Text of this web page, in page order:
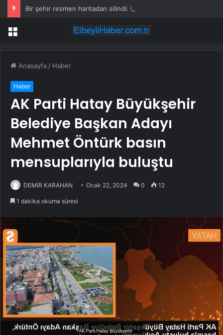
Bir şehir resmen haritadan silindi: Halk tahliye edildi
Menü
Anasayfa / Haber
Haber
AK Parti Hatay Büyükşehir
Belediye Başkan Adayı
Mehmet Öntürk basın
mensuplarıyla buluştu
DEMİR KARAHAN Ocak 22, 2024 0 12
1 dakika okuma süresi